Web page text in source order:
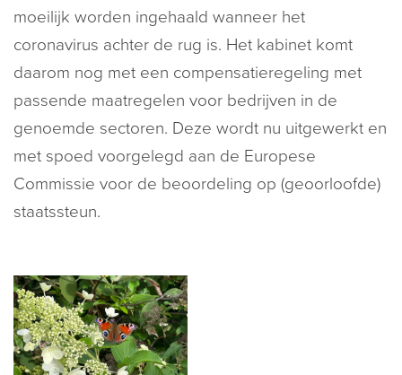
moeilijk worden ingehaald wanneer het
coronavirus achter de rug is. Het kabinet komt
daarom nog met een compensatieregeling met
passende maatregelen voor bedrijven in de
genoemde sectoren. Deze wordt nu uitgewerkt en
met spoed voorgelegd aan de Europese
Commissie voor de beoordeling op (geoorloofde)
staatssteun.